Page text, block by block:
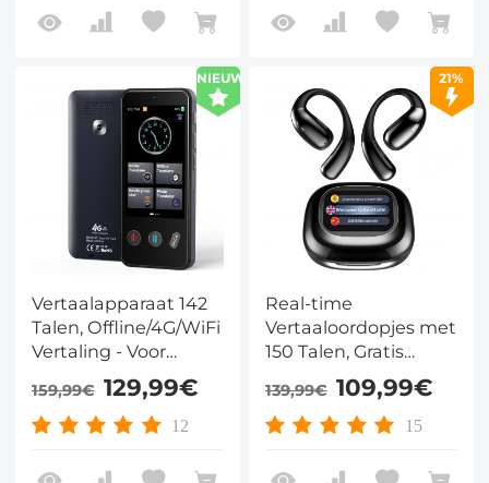
Zakenreizen, 16GB
Opslag, Bluetooth
NIEUW
Vertaalapparaat 142
Talen, Offline/4G/WiFi
Vertaling - Voor
Reizen en Fotografie
- Kentfaith
159,99€ 129,99€
12
21%
Real-time
Vertaaloordopjes met
150 Talen, Gratis
Offline Vertaling,
Spraak- &
Videogesprekvertaling,
Kentfaith
139,99€ 109,99€
15